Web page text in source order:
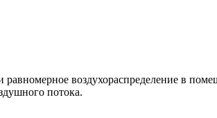
воздухораспределение в
потока.